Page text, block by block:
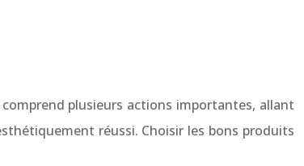
plusieurs actions importantes, allant
réussi. Choisir les bons produits